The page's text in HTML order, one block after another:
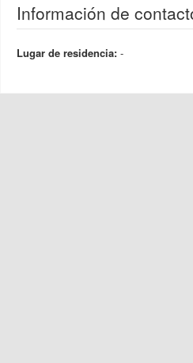
Información de
Lugar de residencia: -